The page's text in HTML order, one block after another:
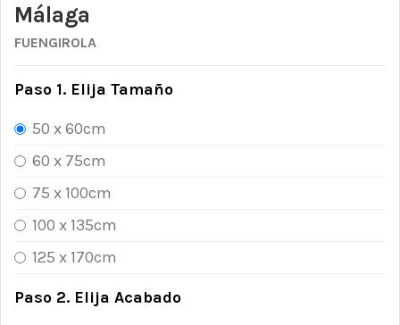
Málaga
FUENGIROLA
Paso 1. Elija Tamaño
50 x 60cm
60 x 75cm
75 x 100cm
100 x 135cm
125 x 170cm
Paso 2. Elija Acabado